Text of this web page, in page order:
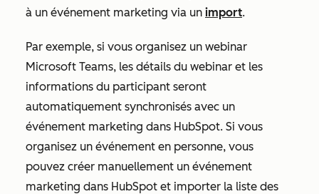
à un événement marketing via un import.
Par exemple, si vous organisez un webinar
Microsoft Teams, les détails du webinar et les
informations du participant seront
automatiquement synchronisés avec un
événement marketing dans HubSpot. Si vous
organisez un événement en personne, vous
pouvez créer manuellement un événement
marketing dans HubSpot et importer la liste des